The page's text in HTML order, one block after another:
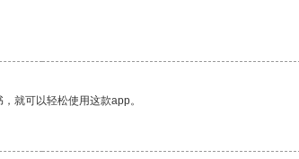
就可以轻松使用这款app。